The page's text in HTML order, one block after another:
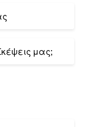
μας;